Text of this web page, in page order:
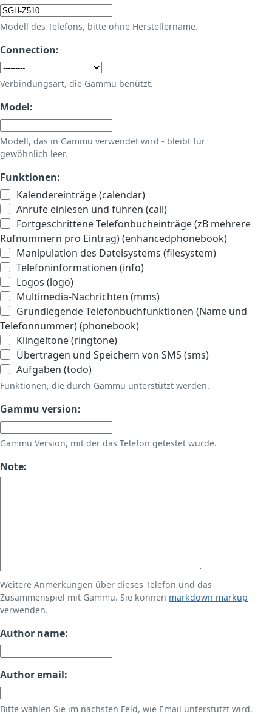
Modell des Telefons, bitte ohne Herstellername.
Connection:
Verbindungsart, die Gammu benützt.
Model:
Modell, das in Gammu verwendet wird - bleibt für
gewöhnlich leer.
Funktionen:
Kalendereinträge (calendar)
Anrufe einlesen und führen (call)
Fortgeschrittene Telefonbucheinträge (zB mehrere
Rufnummern pro Eintrag) (enhancedphonebook)
Manipulation des Dateisystems (filesystem)
Telefoninformationen (info)
Logos (logo)
Multimedia-Nachrichten (mms)
Grundlegende Telefonbuchfunktionen (Name und
Telefonnummer) (phonebook)
Klingeltöne (ringtone)
Übertragen und Speichern von SMS (sms)
Aufgaben (todo)
Funktionen, die durch Gammu unterstützt werden.
Gammu version:
Gammu Version, mit der das Telefon getestet wurde.
Note:
Weitere Anmerkungen über dieses Telefon und das
Zusammenspiel mit Gammu. Sie können markdown markup
verwenden.
Author name:
Author email:
Bitte wählen Sie im nächsten Feld, wie Email unterstützt wird.